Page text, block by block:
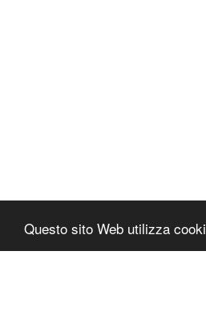
Questo sito Web utilizza
Autocosmetica